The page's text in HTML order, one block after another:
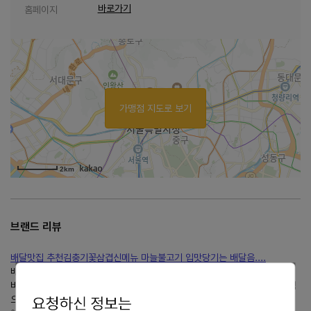
홈페이지 바로가기
2km
가맹점 지도로 보기
브랜드 리뷰
배달맛집 추천김충기꽃삼겹신메뉴 마늘불고기 입맛당기는 배달음....
배달맛집김충기꽃삼겹에서 신메뉴 마늘불고기가 출시되었다는 소식을 듣고!!
바로 오늘은 마늘불고기라묘~~ ㅎㅎ 집에 가는길에 있는김충기꽃삼겹송현점
으로 포장 전화를 드리고 시간에 맞춰...